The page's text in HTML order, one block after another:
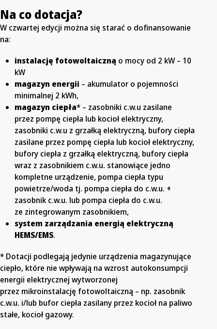
Na co dotacja?
W czwartej edycji można się starać o dofinansowanie
na:
instalację fotowoltaiczną o mocy od 2 kW – 10
kW
magazyn energii – akumulator o pojemności
minimalnej 2 kWh,
magazyn ciepła* – zasobniki c.w.u zasilane
przez pompę ciepła lub kocioł elektryczny,
zasobniki c.w.u z grzałką elektryczną, bufory ciepła
zasilane przez pompę ciepła lub kocioł elektryczny,
bufory ciepła z grzałką elektryczną, bufory ciepła
wraz z zasobnikiem c.w.u. stanowiące jedno
kompletne urządzenie, pompa ciepła typu
powietrze/woda tj. pompa ciepła do c.w.u. +
zasobnik c.w.u. lub pompa ciepła do c.w.u.
ze zintegrowanym zasobnikiem,
system zarządzania energią elektryczną
HEMS/EMS.
* Dotacji podlegają jedynie urządzenia magazynujące
ciepło, które nie wpływają na wzrost autokonsumpcji
energii elektrycznej wytworzonej
przez mikroinstalację fotowoltaiczną – np. zasobnik
c.w.u. i/lub bufor ciepła zasilany przez kocioł na paliwo
stałe, kocioł gazowy.